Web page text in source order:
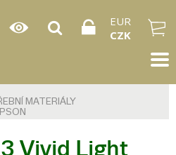
EUR
CZK
MATERIÁLY
Vivid Light